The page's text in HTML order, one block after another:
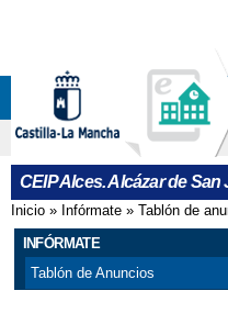
CEIP Alces. Alcázar de
Se encuentra
Inicio » Infórmate » Tablón de
INFÓRMATE
Tablón de Anuncios